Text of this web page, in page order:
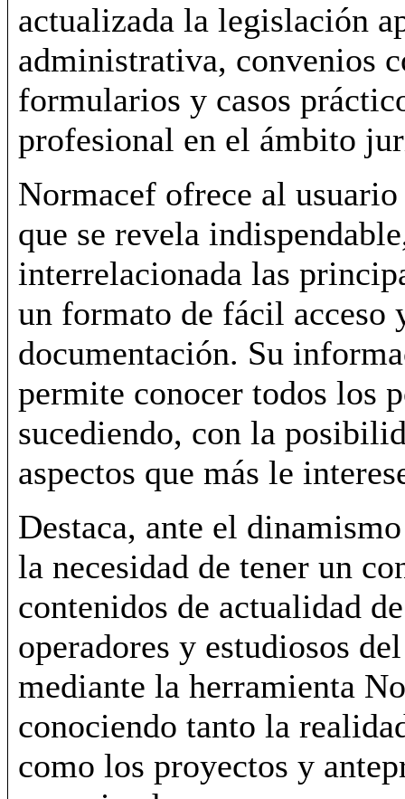
actualizada la legislación
administrativa, convenios
formularios y casos
profesional en el ámbito
Normacef ofrece al
que se revela
interrelacionada las
un formato de fácil acceso
documentación. Su
permite conocer todos los
sucediendo, con la
aspectos que más le
Destaca, ante el
la necesidad de tener un
contenidos de actualidad
operadores y estudiosos
mediante la herramienta
conociendo tanto la
como los proyectos y